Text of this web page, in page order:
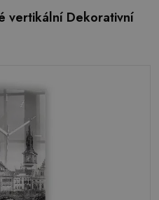
vertikální Dekorativní